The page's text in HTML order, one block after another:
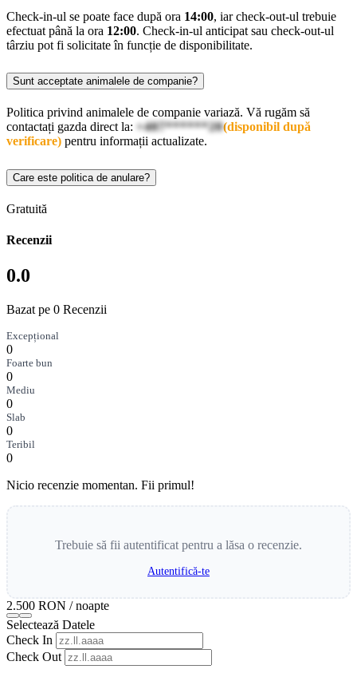
Check-in-ul se poate face după ora 14:00, iar check-out-ul trebuie
efectuat până la ora 12:00. Check-in-ul anticipat sau check-out-ul
târziu pot fi solicitate în funcție de disponibilitate.
Sunt acceptate animalele de companie?
Politica privind animalele de companie variază. Vă rugăm să
contactați gazda direct la: +407******20(disponibil după
verificare) pentru informații actualizate.
Care este politica de anulare?
Gratuită
Recenzii
0.0
Bazat pe 0 Recenzii
Excepțional
0
Foarte bun
0
Mediu
0
Slab
0
Teribil
0
Nicio recenzie momentan. Fii primul!
Trebuie să fii autentificat pentru a lăsa o recenzie.
Autentifică-te
2.500 RON / noapte
Selectează Datele
Check In
Check Out